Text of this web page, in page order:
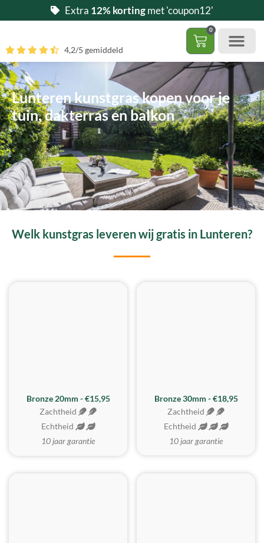
naar
inhoud
Extra 12% kortingmet 'coupon12'
0
4,2/5 gemiddeld
Lunteren kunstgras kopen voor je
tuin, dakterras en balkon
Welk kunstgras leveren wij gratis in Lunteren?
Bronze 20mm - €15,95
Zachtheid
Echtheid
10 jaar garantie
BESTE KOOP
Bronze 30mm - €18,95
Zachtheid
Echtheid
10 jaar garantie